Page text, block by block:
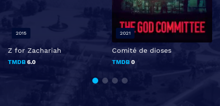
Z for Zachariah
TMDB 6.0
2015
Comité de dioses
TMDB 0
2021